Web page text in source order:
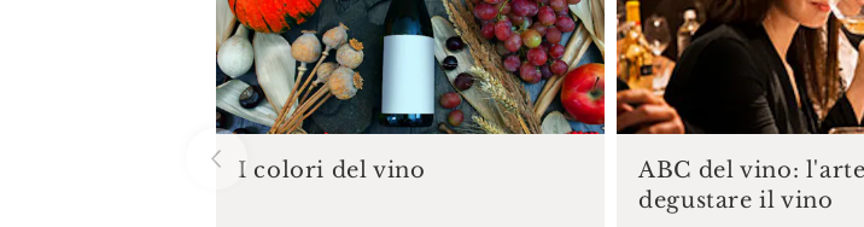
Azienda Agricola Caparsa
Baglio Di Grisi
Bajta Salez
I colori del vino
ABC del vino:
degustare il vino